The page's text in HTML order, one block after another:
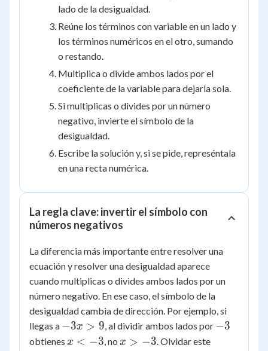
lado de la desigualdad.
Reúne los términos con variable en un lado y
los términos numéricos en el otro, sumando
o restando.
Multiplica o divide ambos lados por el
coeficiente de la variable para dejarla sola.
Si multiplicas o divides por un número
negativo, invierte el símbolo de la
desigualdad.
Escribe la solución y, si se pide, represéntala
en una recta numérica.
La regla clave: invertir el símbolo con
números negativos
La diferencia más importante entre resolver una
ecuación y resolver una desigualdad aparece
cuando multiplicas o divides ambos lados por un
número negativo. En ese caso, el símbolo de la
desigualdad cambia de dirección. Por ejemplo, si
llegas a -3x
>
−3x > 9, al dividir ambos lados por -3
−3
obtienes x
x < −3, no x
x > −3. Olvidar este